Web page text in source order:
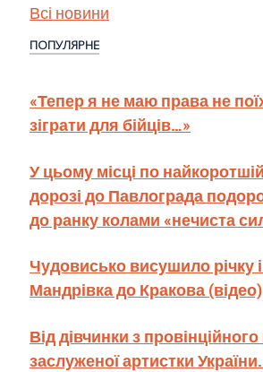
Всі новини
ПОПУЛЯРНЕ
«Тепер я не маю права не
зіграти для бійців…»
У цьому місці по
дорозі до Павлограда
до ранку колами «нечиста
Чудовисько висушило річку
Мандрівка до Кракова (відео)
Від дівчинки з
заслуженої артистки